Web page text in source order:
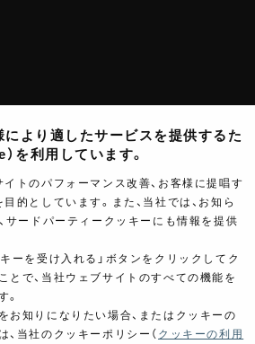
により適したサービスを提供するた
を利用しています。
イトのパフォーマンス改善、お客様に提唱す
的としています。また、当社では、お知ら
サードパーティークッキーにも情報を提供
ーを受け入れる」ボタンをクリックしてク
とで、当社ウェブサイトのすべての機能を
。
お知りになりたい場合、またはクッキーの
当社のクッキーポリシー（ クッキーの利用